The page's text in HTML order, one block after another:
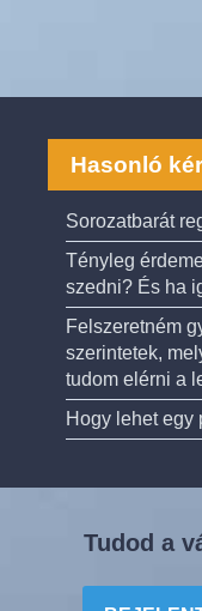
Hasonló
Sorozatbarát
Tényleg
szedni? És ha
Felszeretném
szerintetek,
tudom elérni a
Hogy lehet egy
Tudod a